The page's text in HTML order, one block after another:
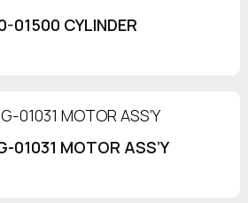
01500 CYLINDER
01031 MOTOR ASS’Y